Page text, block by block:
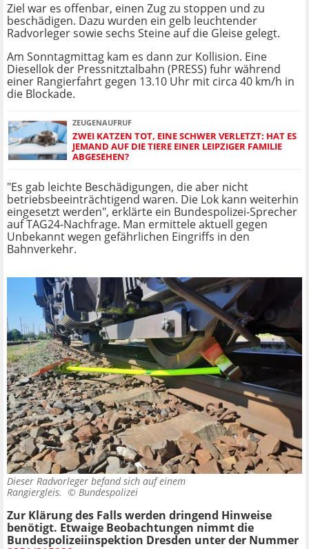
Ziel war es offenbar, einen Zug zu stoppen und zu
beschädigen. Dazu wurden ein gelb leuchtender
Radvorleger sowie sechs Steine auf die Gleise gelegt.
Am Sonntagmittag kam es dann zur Kollision. Eine
Diesellok der Pressnitztalbahn (PRESS) fuhr während
einer Rangierfahrt gegen 13.10 Uhr mit circa 40 km/h in
die Blockade.
ZEUGENAUFRUF
ZWEI KATZEN TOT, EINE SCHWER VERLETZT: HAT ES
JEMAND AUF DIE TIERE EINER LEIPZIGER FAMILIE
ABGESEHEN?
"Es gab leichte Beschädigungen, die aber nicht
betriebsbeeinträchtigend waren. Die Lok kann weiterhin
eingesetzt werden", erklärte ein Bundespolizei-Sprecher
auf TAG24-Nachfrage. Man ermittele aktuell gegen
Unbekannt wegen gefährlichen Eingriffs in den
Bahnverkehr.
Dieser Radvorleger befand sich auf einem
Rangiergleis. © Bundespolizei
Zur Klärung des Falls werden dringend Hinweise
benötigt. Etwaige Beobachtungen nimmt die
Bundespolizeiinspektion Dresden unter der Nummer